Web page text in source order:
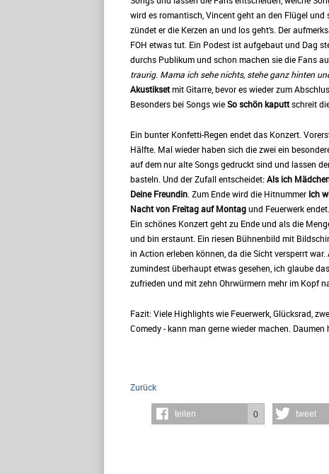
wird es romantisch, Vincent geht an den Flügel und
zündet er die Kerzen an und los geht’s. Der
FOH etwas tut. Ein Podest ist aufgebaut und Dag
durchs Publikum und schon machen sie die Fans
traurig. Mama ich sehe nichts, stehe ganz hinten
Akustiksetmit Gitarre, bevor es wieder zum
Besonders bei Songs wieSo schön kaputtschreit
Ein bunter Konfetti-Regen endet das Konzert.
Hälfte. Mal wieder haben sich die zwei ein
auf dem nur alte Songs gedruckt sind und lassen
basteln. Und der Zufall entscheidet:Als ich
Deine Freundin . Zum Ende wird die Hitnummer Ich
Nacht von Freitag auf Montagund Feuerwerk endet.
Ein schönes Konzert geht zu Ende und als die
und bin erstaunt. Ein riesen Bühnenbild mit
in Action erleben können, da die Sicht versperrt
zumindest überhaupt etwas gesehen, ich glaube
zufrieden und mit zehn Ohrwürmern mehr im Kopf
Fazit: Viele Highlights wie Feuerwerk, Glücksrad,
Comedy - kann man gerne wieder machen.
Zurück
teilen 0 tweet